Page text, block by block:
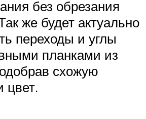
без обрезания
же будет актуально
переходы и углы
планками из
схожую
цвет.